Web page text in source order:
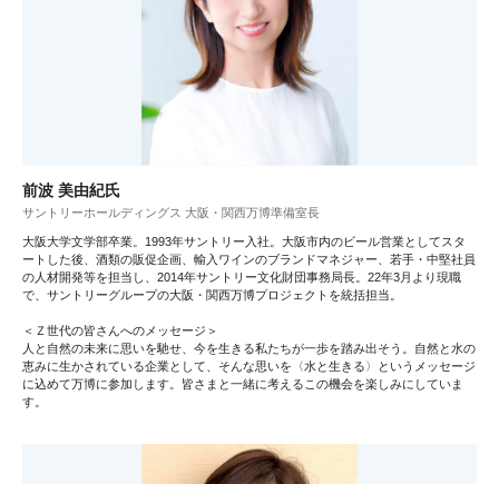
前波 美由紀氏
サントリーホールディングス 大阪・関西万博準備室長
大阪大学文学部卒業。1993年サントリー入社。大阪市内のビール営業としてスタ
ートした後、酒類の販促企画、輸入ワインのブランドマネジャー、若手・中堅社員
の人材開発等を担当し、2014年サントリー文化財団事務局長。22年3月より現職
で、サントリーグループの大阪・関西万博プロジェクトを統括担当。
＜Ｚ世代の皆さんへのメッセージ＞
人と自然の未来に思いを馳せ、今を生きる私たちが一歩を踏み出そう。自然と水の
恵みに生かされている企業として、そんな思いを〈水と生きる〉というメッセージ
に込めて万博に参加します。皆さまと一緒に考えるこの機会を楽しみにしていま
す。